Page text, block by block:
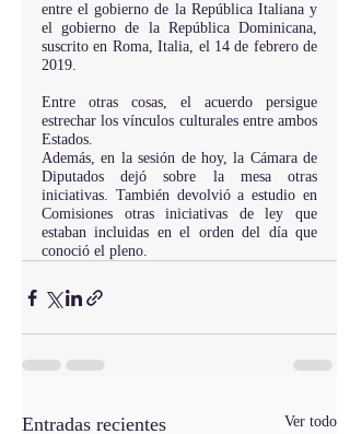
entre el gobierno de la República Italiana y
el gobierno de la República Dominicana,
suscrito en Roma, Italia, el 14 de febrero de
2019.
Entre otras cosas, el acuerdo persigue
estrechar los vínculos culturales entre ambos
Estados.
Además, en la sesión de hoy, la Cámara de
Diputados dejó sobre la mesa otras
iniciativas. También devolvió a estudio en
Comisiones otras iniciativas de ley que
estaban incluidas en el orden del día que
conoció el pleno.
Entradas recientes Ver todo